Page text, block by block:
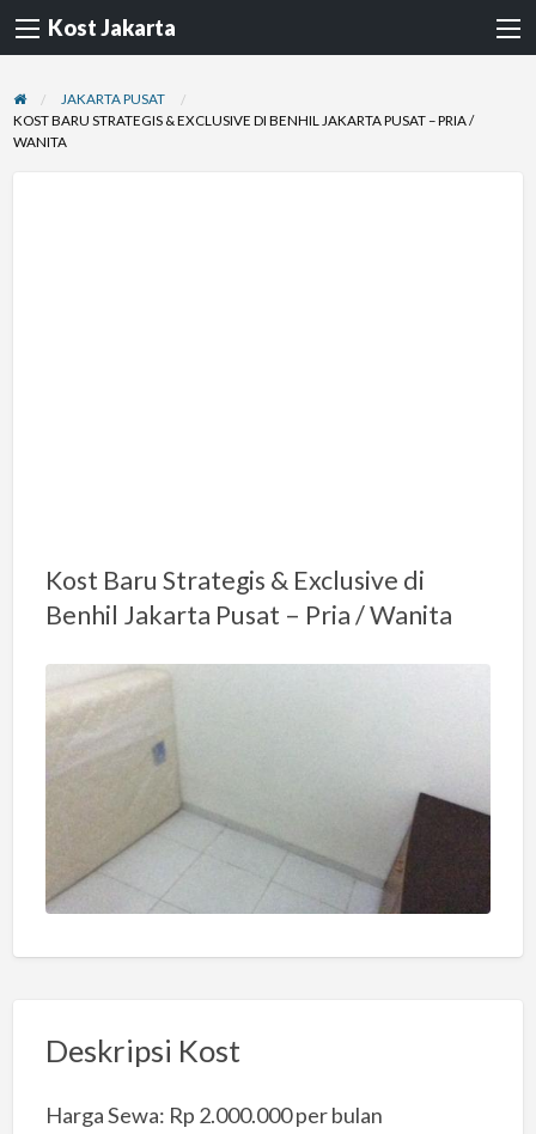
Kost Jakarta
JAKARTA PUSAT
KOST BARU STRATEGIS & EXCLUSIVE DI BENHIL JAKARTA PUSAT – PRIA /
WANITA
Kost Baru Strategis & Exclusive di
Benhil Jakarta Pusat – Pria / Wanita
Deskripsi Kost
Harga Sewa: Rp 2.000.000 per bulan